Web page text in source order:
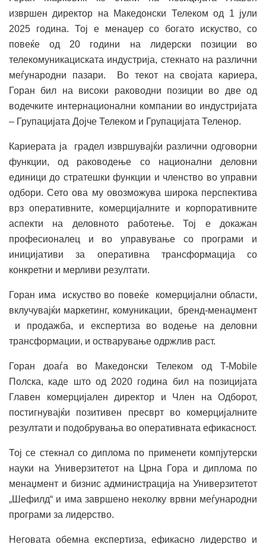
извршен директор на Македонски Телеком од 1 јули
2025 година. Тој е менаџер со богато искуство, со
повеќе од 20 години на лидерски позиции во
телекомуникациската индустрија, стекнато на различни
меѓународни пазари. Во текот на својата кариера,
Горан бил на високи раководни позиции во две од
водечките интернационални компании во индустријата
– Групацијата Дојче Телеком и Групацијата Теленор.
Кариерата ја градел извршувајќи различни одговорни
функции, од раководење со национални деловни
единици до стратешки функции и членство во управни
одбори. Сето ова му овозможува широка перспектива
врз оперативните, комерцијалните и корпоративните
аспекти на деловното работење. Тој е докажан
професионалец и во управување со програми и
иницијативи за оперативна трансформација со
конкретни и мерливи резултати.
Горан има искуство во повеќе комерцијални области,
вклучувајќи маркетинг, комуникации, бренд-менаџмент
и продажба, и експертиза во водење на деловни
трансформации, и остварување одржлив раст.
Горан доаѓа во Македонски Телеком од T-Mobile
Полска, каде што од 2020 година бил на позицијата
Главен комерцијален директор и Член на Одборот,
постигнувајќи позитивен пресврт во комерцијалните
резултати и подобрувања во оперативната ефикасност.
Тој се стекнал со диплома по применети компјутерски
науки на Универзитетот на Црна Гора и диплома по
менаџмент и бизнис администрација на Универзитетот
„Шефилд“ и има завршено неколку врвни меѓународни
програми за лидерство.
Неговата обемна експертиза, ефикасно лидерство и